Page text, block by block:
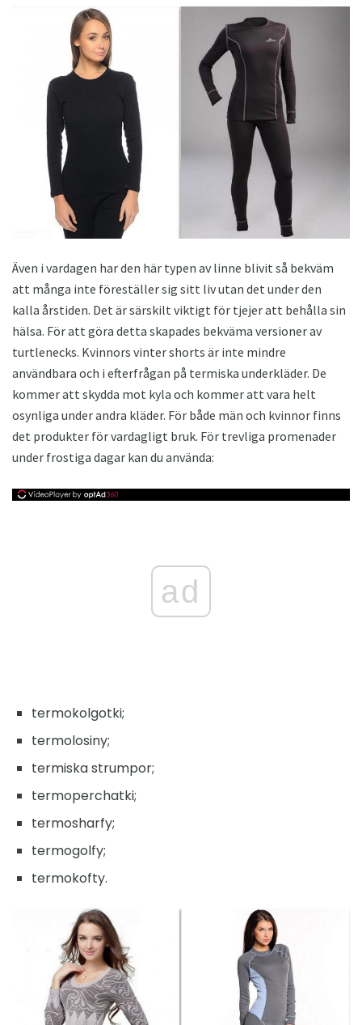
Även i vardagen har den här typen av linne blivit så bekväm
att många inte föreställer sig sitt liv utan det under den
kalla årstiden. Det är särskilt viktigt för tjejer att behålla sin
hälsa. För att göra detta skapades bekväma versioner av
turtlenecks. Kvinnors vinter shorts är inte mindre
användbara och i efterfrågan på termiska underkläder. De
kommer att skydda mot kyla och kommer att vara helt
osynliga under andra kläder. För både män och kvinnor finns
det produkter för vardagligt bruk. För trevliga promenader
under frostiga dagar kan du använda:
ad
termokolgotki;
termolosiny;
termiska strumpor;
termoperchatki;
termosharfy;
termogolfy;
termokofty.